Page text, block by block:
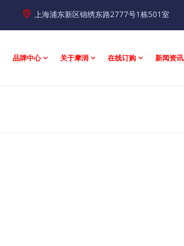
上海浦东新区锦绣东路2777号1栋501室
品牌中心 关于摩润 在线订购 新闻资讯